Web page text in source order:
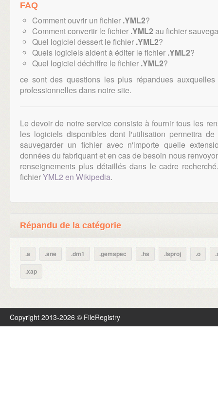
FAQ
Comment ouvrir un fichier .YML2?
Comment convertir le fichier .YML2 au fichier
Quel logiciel dessert le fichier .YML2?
Quels logiciels aident à éditer le fichier .YML2?
Quel logiciel déchiffre le fichier .YML2?
ce sont des questions les plus répandues
professionnelles dans notre site.
Le devoir de notre service consiste à fournir tous les
les logiciels disponibles dont l'utilisation permettra
sauvegarder un fichier avec n'importe quelle
données du fabriquant et en cas de besoin nous
renseignements plus détaillés dans le cadre
fichierYML2 en Wikipedia.
Répandu de la catégorie
.a .ane .dm1 .gemspec .hs .lsproj .o
.xap
Copyright 2013-2026 © FileRegistry